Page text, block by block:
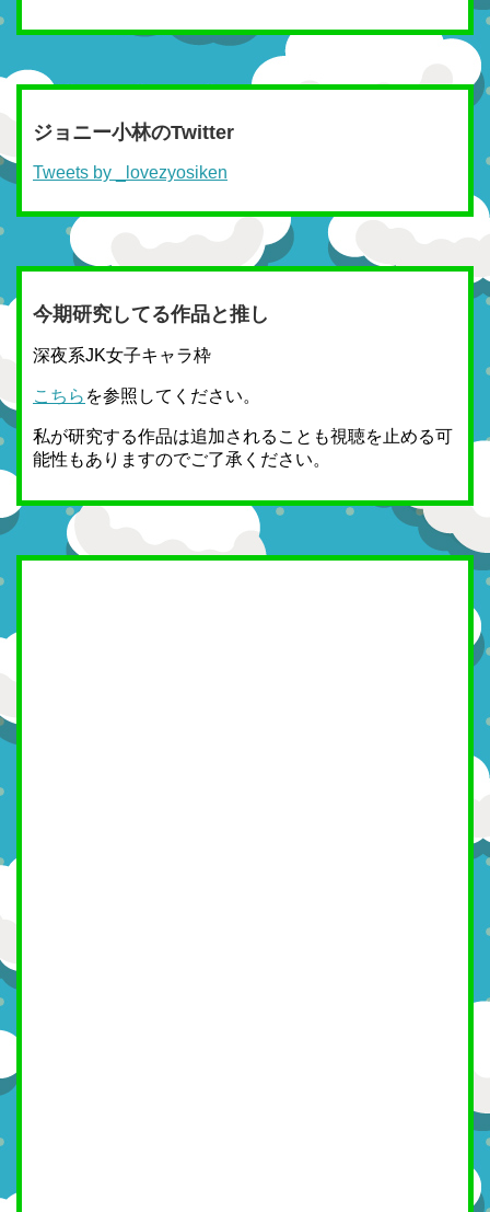
ジョニー小林のTwitter
Tweets by _lovezyosiken
今期研究してる作品と推し
深夜系JK女子キャラ枠
こちら を参照してください。
私が研究する作品は追加されることも視聴を止める可
能性もありますのでご了承ください。